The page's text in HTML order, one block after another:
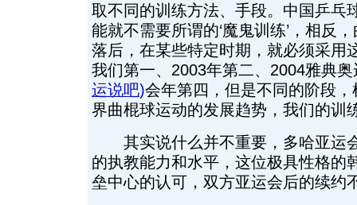
取不同的训练方法、手段。中国乒乓
能就不需要所谓的‘魔鬼训练’，相反
落后，在某些特定时期，就必须采用
我们第一、2003年第二、2004雅典奥
运说吧)会年第四，但是不同的阶段
界曲棍球运动的发展趋势，我们的训
其实说什么并不重要，多哈亚运
的执教能力和水平，这位极具性格的
垒中心的认可，双方亚运会后的续约